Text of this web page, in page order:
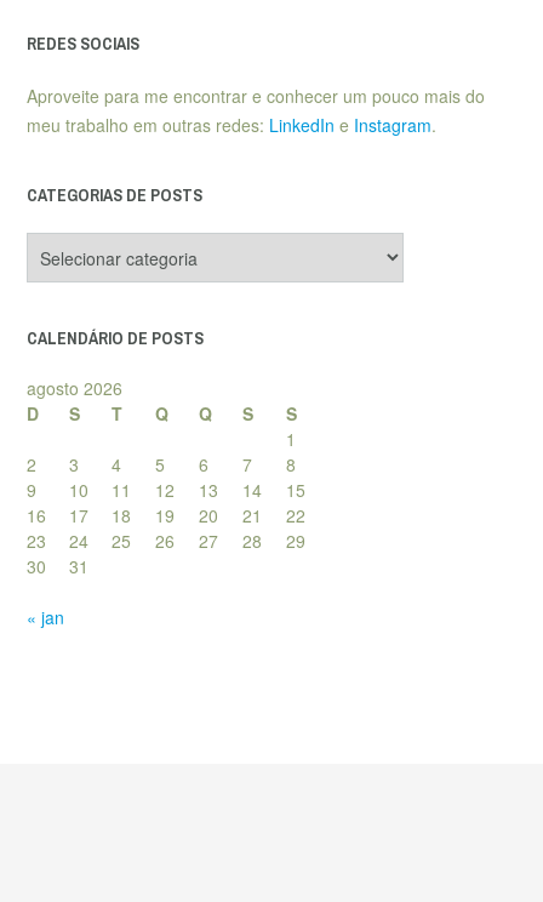
REDES SOCIAIS
Aproveite para me encontrar e conhecer um pouco mais do
meu trabalho em outras redes: LinkedIn e Instagram.
CATEGORIAS DE POSTS
de
CALENDÁRIO DE POSTS
agosto 2026
D
S T Q Q S
S
1
2
3 4 5 6 7
8
9
10 11 12 13 14
15
16
17 18 19 20 21
22
23
24 25 26 27 28
29
30
31
« jan